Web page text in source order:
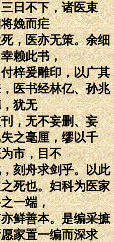
日不下，诸医束
娩而疟
，医亦无策。余细
赖此书，
梓爰雕印，以广其
医书经林亿、孙兆
犹无
，无不妄删、妄
之毫厘，缪以千
市，目不
刻舟求剑乎。以此
死也。妇科为医家
一端，
鲜善本。是编采摭
家置一编而深求